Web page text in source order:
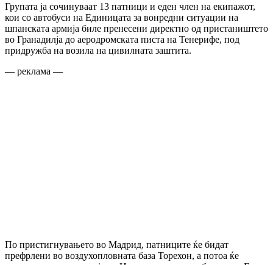
Групата ја сочинуваат 13 патници и еден член на екипажот,
кои со автобуси на Единицата за вонредни ситуации на
шпанската армија биле пренесени директно од пристаништето
во Гранадилја до аеродромската писта на Тенерифе, под
придружба на возила на цивилната заштита.
— реклама —
По пристигнувањето во Мадрид, патниците ќе бидат
префрлени во воздухопловната база Торехон, а потоа ќе